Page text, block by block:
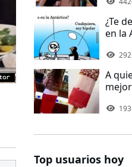
¿Te
en la
292
A
193
Top usuarios hoy